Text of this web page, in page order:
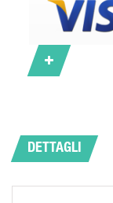
DETTAGLI